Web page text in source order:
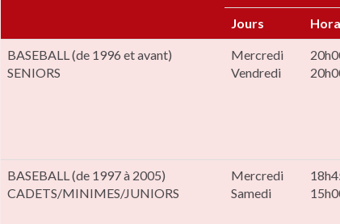
Jours
BASEBALL (de 1996 et avant)
SENIORS
Mercredi
Vendredi
BASEBALL (de 1997 à 2005)
CADETS/MINIMES/JUNIORS
Mercredi
Samedi